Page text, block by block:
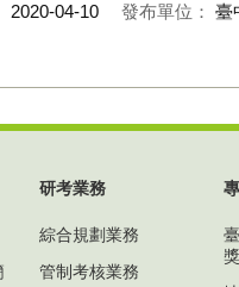
2020-04-10 發布單位： 臺
研考業務
綜合規劃業務
管制考核業務